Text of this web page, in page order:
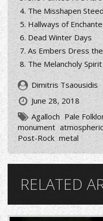
The Misshapen Steed
Hallways of
Dead Winter Days
As Embers Dress
The Melancholy Spirit
Dimitris Tsaousidis
June 28, 2018
Agalloch Pale
monument atmospheric
Post-Rock metal
RELATED